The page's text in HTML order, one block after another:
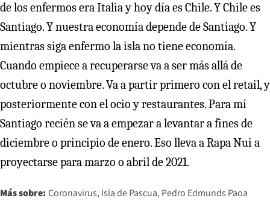
de los enfermos era Italia y hoy día es Chile. Y Chile es
Santiago. Y nuestra economía depende de Santiago. Y
mientras siga enfermo la isla no tiene economía.
Cuando empiece a recuperarse va a ser más allá de
octubre o noviembre. Va a partir primero con el retail, y
posteriormente con el ocio y restaurantes. Para mí
Santiago recién se va a empezar a levantar a fines de
diciembre o principio de enero. Eso lleva a Rapa Nui a
proyectarse para marzo o abril de 2021.
Más sobre: Coronavirus Isla de Pascua Pedro Edmunds Paoa